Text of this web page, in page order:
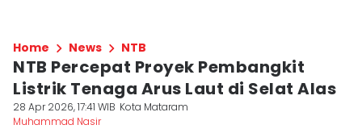
Home News NTB
NTB Percepat Proyek Pembangkit
Listrik Tenaga Arus Laut di Selat Alas
28 Apr 2026, 17:41 WIB Kota Mataram
Muhammad Nasir